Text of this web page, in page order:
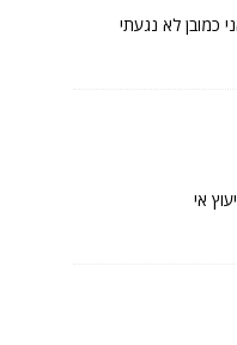
כמובן לא נגעתי
אי